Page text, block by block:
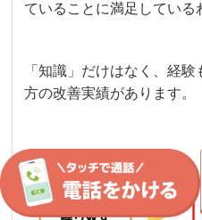
ていることに満足している
「知識」だけはなく、経
方の改善実績があります。